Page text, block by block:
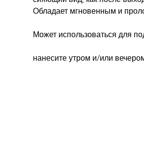
Обладает мгновенным и
Может использоваться для
нанесите утром и/или